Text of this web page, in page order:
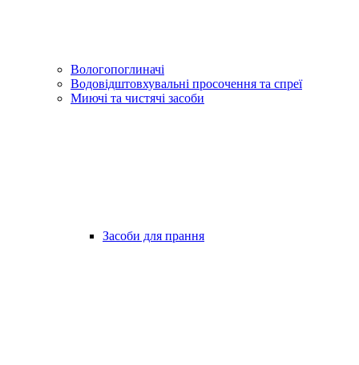
Вологопоглиначі
Водовідштовхувальні просочення та спреї
Миючі та чистячі засоби
Засоби для прання